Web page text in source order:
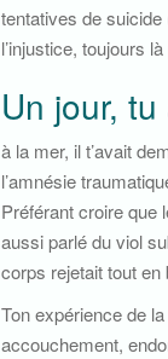
tentatives de
l’injustice, toujours
Un jour,
à la mer, il t’avait
l’amnésie
Préférant croire que
aussi parlé du viol
corps rejetait tout
Ton expérience de
accouchement,